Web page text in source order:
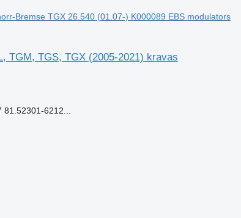
Bremse TGX 26.540 (01.07-) K000089 EBS modulators
TGM, TGS, TGX (2005-2021) kravas
6212...